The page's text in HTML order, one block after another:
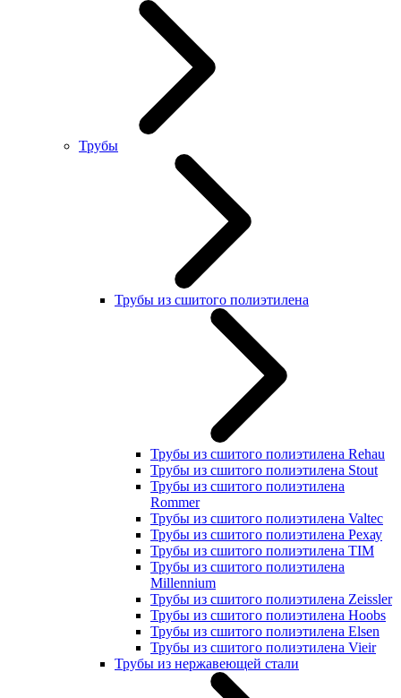
Трубы
Трубы из сшитого полиэтилена
Трубы из сшитого полиэтилена Rehau
Трубы из сшитого полиэтилена Stout
Трубы из сшитого полиэтилена
Rommer
Трубы из сшитого полиэтилена Valtec
Трубы из сшитого полиэтилена Рехау
Трубы из сшитого полиэтилена TIM
Трубы из сшитого полиэтилена
Millennium
Трубы из сшитого полиэтилена Zeissler
Трубы из сшитого полиэтилена Hoobs
Трубы из сшитого полиэтилена Elsen
Трубы из сшитого полиэтилена Vieir
Трубы из нержавеющей стали